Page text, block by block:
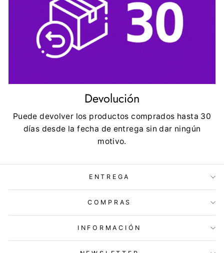
Devolución
Puede devolver los productos comprados hasta 30
días desde la fecha de entrega sin dar ningún
motivo.
ENTREGA
COMPRAS
INFORMACIÓN